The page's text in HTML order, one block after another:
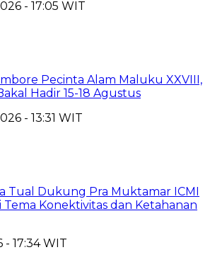
- 17:05 WIT
Pecinta Alam Maluku XXVIII,
Hadir 15-18 Agustus
- 13:31 WIT
Tual Dukung Pra Muktamar ICMI
Tema Konektivitas dan Ketahanan
- 17:34 WIT